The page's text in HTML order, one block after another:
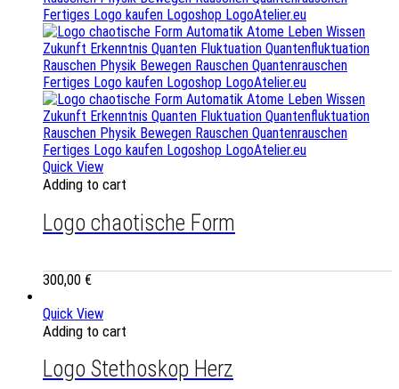
Quick View
Adding to cart
Logo chaotische Form
300,00 €
Quick View
Adding to cart
Logo Stethoskop Herz